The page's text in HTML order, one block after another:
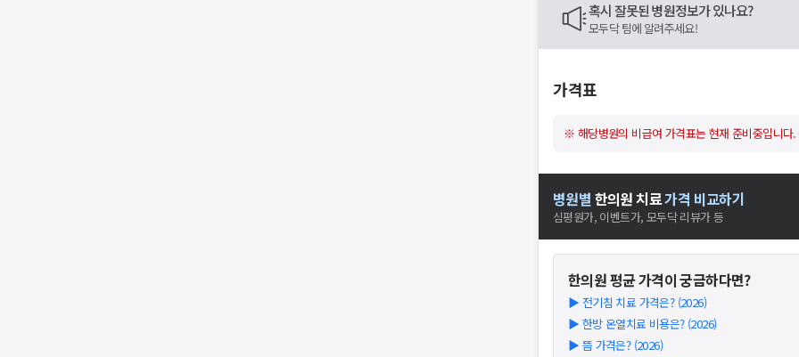
혹시 잘못된 병원정보가 있나요?
모두닥 팀에 알려주세요!
가격표
※ 해당병원의 비급여 가격표는 현재 준비중입니다.
병원별 한의원치료가격 비교하기
심평원가, 이벤트가, 모두닥 리뷰가 등
한의원평균 가격이 궁금하다면?
▶ 전기침 치료 가격은? (2026)
▶ 한방 온열치료 비용은? (2026)
▶ 뜸 가격은? (2026)